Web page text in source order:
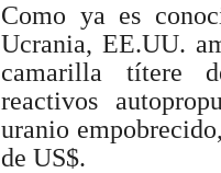
Como ya es
Ucrania, EE.UU.
camarilla títere
reactivos
uranio
de US$.